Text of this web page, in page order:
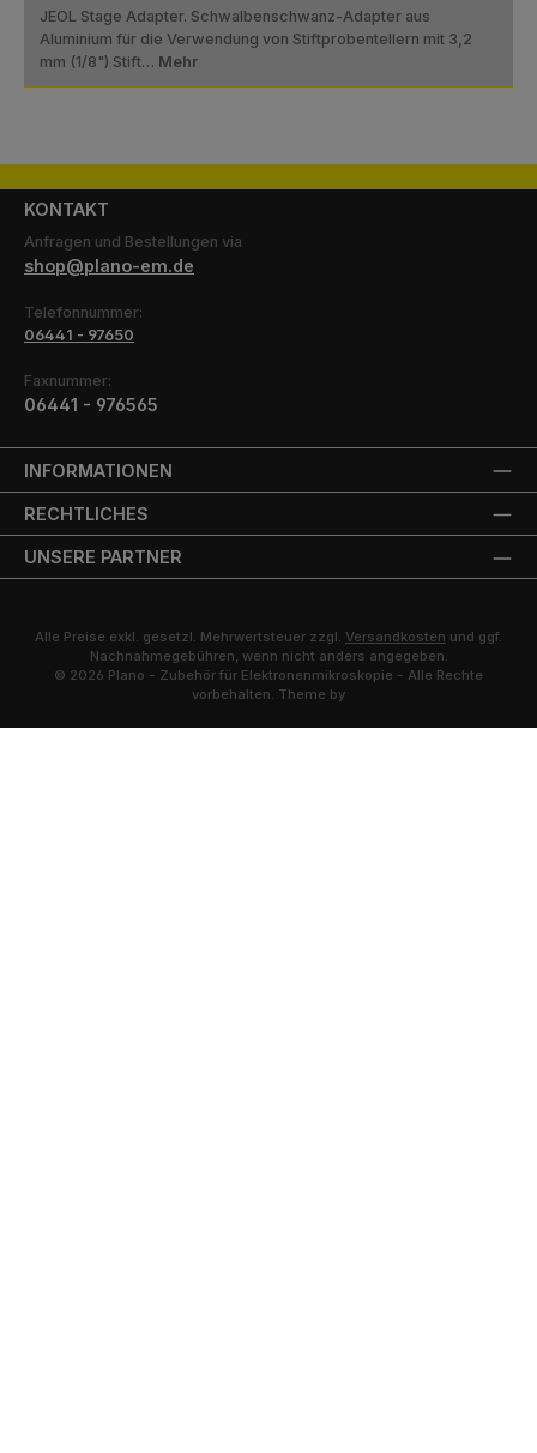
JEOL Stage Adapter. Schwalbenschwanz-Adapter aus
Aluminium für die Verwendung von Stiftprobentellern mit 3,2
mm (1/8") Stift… Mehr
KONTAKT
Anfragen und Bestellungen via
shop@plano-em.de
Telefonnummer:
06441 - 97650
Faxnummer:
06441 - 976565
INFORMATIONEN
RECHTLICHES
UNSERE PARTNER
Alle Preise exkl. gesetzl. Mehrwertsteuer zzgl. Versandkosten und ggf.
Nachnahmegebühren, wenn nicht anders angegeben.
© 2026 Plano - Zubehör für Elektronenmikroskopie - Alle Rechte
vorbehalten. Theme by